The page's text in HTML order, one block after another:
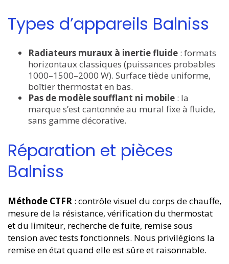
Types d’appareils Balniss
Radiateurs muraux à inertie fluide : formats
horizontaux classiques (puissances probables
1000–1500–2000 W). Surface tiède uniforme,
boîtier thermostat en bas.
Pas de modèle soufflant ni mobile : la
marque s’est cantonnée au mural fixe à fluide,
sans gamme décorative.
Réparation et pièces
Balniss
Méthode CTFR : contrôle visuel du corps de chauffe,
mesure de la résistance, vérification du thermostat
et du limiteur, recherche de fuite, remise sous
tension avec tests fonctionnels. Nous privilégions la
remise en état quand elle est sûre et raisonnable.